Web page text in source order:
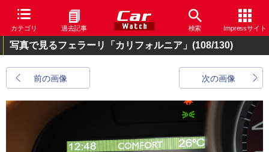
カテゴリ 過去記事 検索 Impressサイト
写真で見るフェラーリ「カリフォルニア」 (108/130)
前の画像 次の画像